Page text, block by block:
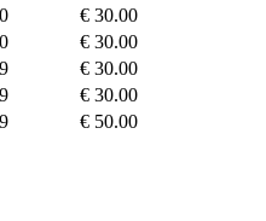
€ 30.00
€ 30.00
€ 30.00
€ 30.00
€ 50.00